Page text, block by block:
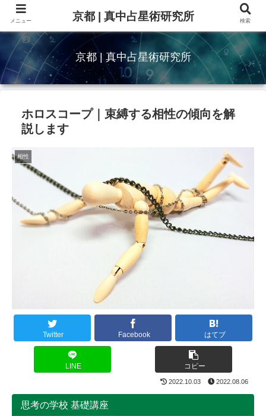
京都 | 真中占星術研究所
ホロスコープ｜束縛する相性の傾向を解
説します
相性
Twitter Facebook はてブ
LINE コピー
2022.10.03 2022.08.06
思考の学校 基礎講座
メニュー 京都 | 真中占星術研究所 検索